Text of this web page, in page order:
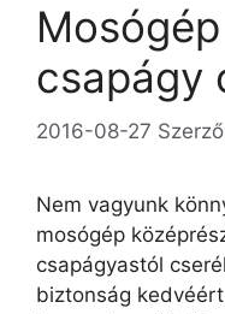
csapágy
2016-08-27
Nem vagyunk
mosógép
csapágyastól
biztonság